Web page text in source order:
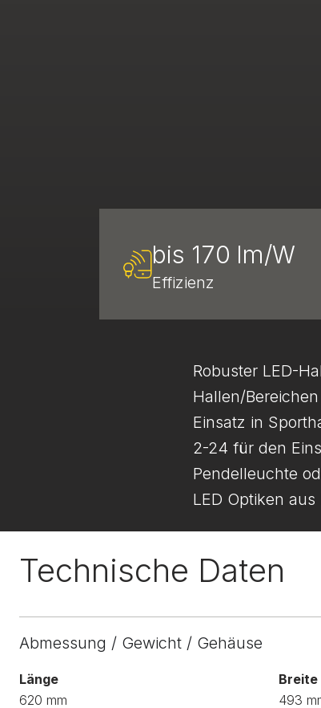
bis 170 lm/W
Effizienz
Robuster LED-
Hallen/
Einsatz in
2-24 für den
Pendelleuchte
LED Optiken
Technische Daten
Abmessung / Gewicht / Gehäuse
Länge
620 mm
Breite
493